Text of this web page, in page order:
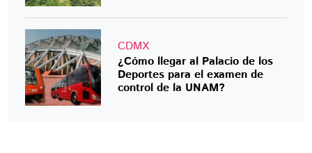
CDMX
¿Cómo llegar al Palacio de los
Deportes para el examen de
control de la UNAM?